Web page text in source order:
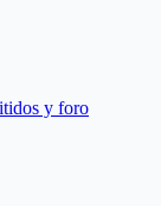
y foro